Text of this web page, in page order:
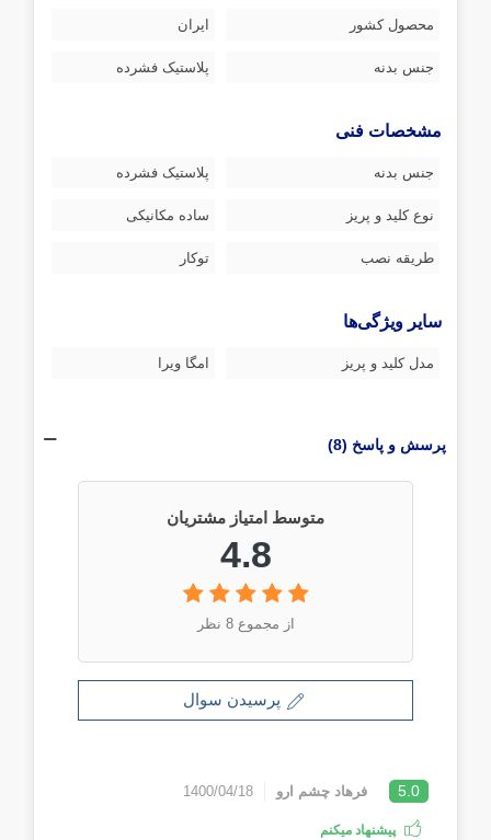
محصول کشور ایران
جنس بدنه پلاستیک فشرده
مشخصات فنی
جنس بدنه پلاستیک فشرده
نوع کلید و پریز ساده مکانیکی
طریقه نصب توکار
سایر ویژگی‌ها
مدل کلید و پریز امگا ویرا
پرسش و پاسخ (8)
متوسط امتیاز مشتریان
4.8
از مجموع 8 نظر
پرسیدن سوال
5.0 فرهاد چشم ارو 1400/04/18
پیشنهاد میکنم